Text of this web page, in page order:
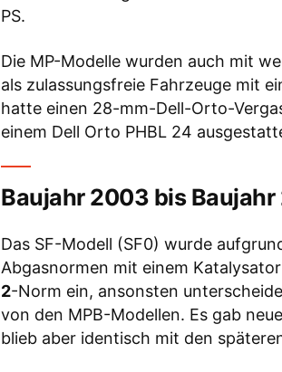
PS.
Die MP-Modelle wurden auch mit
als zulassungsfreie Fahrzeuge mit
hatte einen 28-mm-Dell-Orto-
einem Dell Orto PHBL 24
Baujahr 2003 bis
Das SF-Modell (SF0) wurde
Abgasnormen mit einem
2-Norm ein, ansonsten
von den MPB-Modellen. Es gab
blieb aber identisch mit den